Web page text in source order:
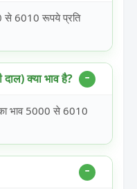
से 6010 रूपये प्रति
क्या भाव है?
का भाव 5000 से 6010